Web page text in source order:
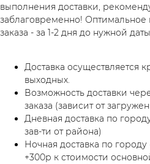
выполнения доставки,
заблаговременно!
заказа - за 1-2 дня до нужной
Доставка осуществляется
выходных.
Возможность доставки
заказа (зависит от
Дневная доставка по
зав-ти от района)
Ночная доставка по городу
+300р к стоимости